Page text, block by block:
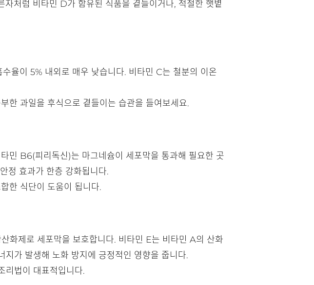
처럼 비타민 D가 함유된 식품을 곁들이거나, 적절한 햇볕
이 5% 내외로 매우 낮습니다. 비타민 C는 철분의 이온
한 과일을 후식으로 곁들이는 습관을 들여보세요.
민 B6(피리독신)는 마그네슘이 세포막을 통과해 필요한 곳
정 효과가 한층 강화됩니다.
한 식단이 도움이 됩니다.
화제로 세포막을 보호합니다. 비타민 E는 비타민 A의 산화
가 발생해 노화 방지에 긍정적인 영향을 줍니다.
리법이 대표적입니다.